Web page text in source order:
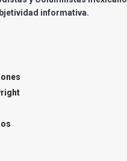
informativa.